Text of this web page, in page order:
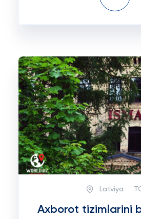
Latviya
Axborot tizimlarini